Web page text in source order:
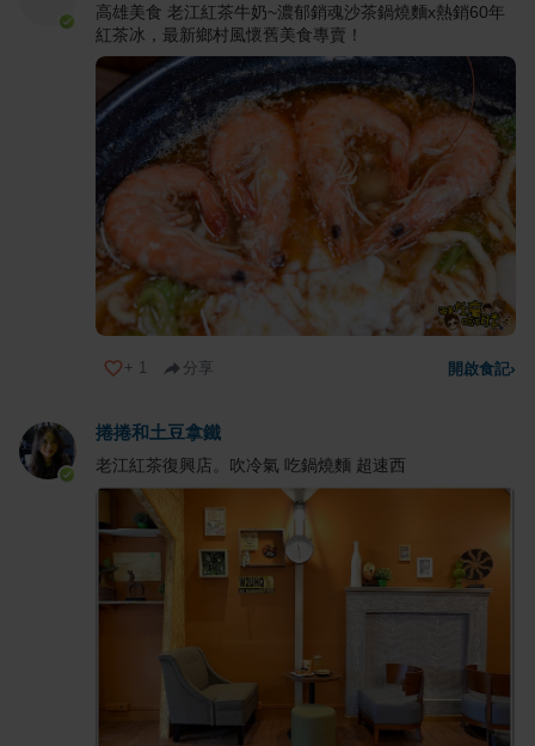
高雄美食 老江紅茶牛奶~濃郁銷魂沙茶鍋燒麵x熱銷60年
紅茶冰，最新鄉村風懷舊美食專賣！
+ 1 分享 開啟食記›
捲捲和土豆拿鐵
老江紅茶復興店。吹冷氣 吃鍋燒麵 超速西